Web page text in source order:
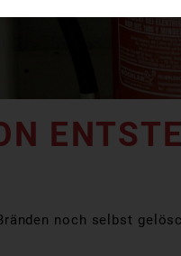
noch selbst